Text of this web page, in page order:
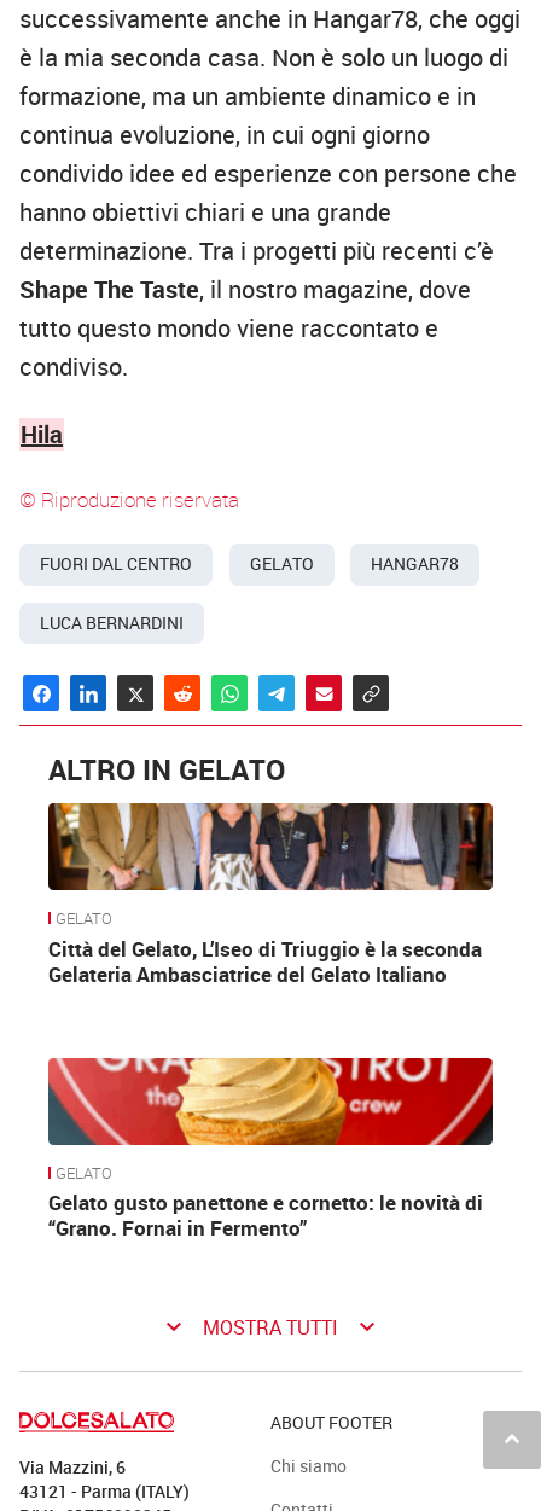
successivamente anche in Hangar78, che oggi
è la mia seconda casa. Non è solo un luogo di
formazione, ma un ambiente dinamico e in
continua evoluzione, in cui ogni giorno
condivido idee ed esperienze con persone che
hanno obiettivi chiari e una grande
determinazione. Tra i progetti più recenti c’è
Shape The Taste, il nostro magazine, dove
tutto questo mondo viene raccontato e
condiviso.
Hila
© Riproduzione riservata
FUORI DAL CENTRO GELATO HANGAR78
LUCA BERNARDINI
ALTRO IN GELATO
GELATO
Città del Gelato, L’Iseo di Triuggio è la seconda
Gelateria Ambasciatrice del Gelato Italiano
GELATO
Gelato gusto panettone e cornetto: le novità di
“Grano. Fornai in Fermento”
keyboard_arrow_down MOSTRA TUTTI keyboard_arrow_down
keyboard_arrow_up
Via Mazzini, 6
43121 - Parma (ITALY)
ABOUT FOOTER
Chi siamo